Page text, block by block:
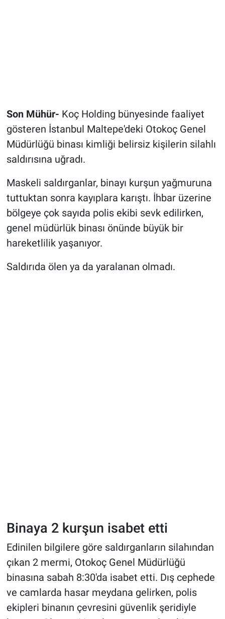
Son Mühür- Koç Holding bünyesinde faaliyet
gösteren İstanbul Maltepe'deki Otokoç Genel
Müdürlüğü binası kimliği belirsiz kişilerin silahlı
saldırısına uğradı.
Maskeli saldırganlar, binayı kurşun yağmuruna
tuttuktan sonra kayıplara karıştı. İhbar üzerine
bölgeye çok sayıda polis ekibi sevk edilirken,
genel müdürlük binası önünde büyük bir
hareketlilik yaşanıyor.
Saldırıda ölen ya da yaralanan olmadı.
Binaya 2 kurşun isabet etti
Edinilen bilgilere göre saldırganların silahından
çıkan 2 mermi, Otokoç Genel Müdürlüğü
binasına sabah 8:30'da isabet etti. Dış cephede
ve camlarda hasar meydana gelirken, polis
ekipleri binanın çevresini güvenlik şeridiyle